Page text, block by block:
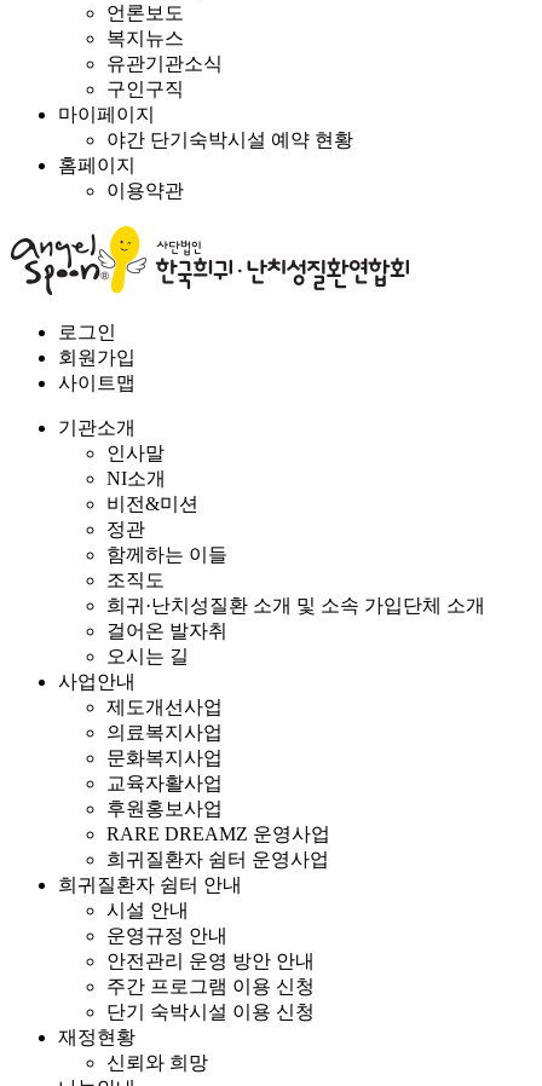
언론보도
복지뉴스
유관기관소식
구인구직
마이페이지
야간 단기숙박시설 예약 현황
홈페이지
이용약관
로그인
회원가입
사이트맵
기관소개
인사말
NI소개
비전&미션
정관
함께하는 이들
조직도
희귀·난치성질환 소개 및 소속 가입단체 소개
걸어온 발자취
오시는 길
사업안내
제도개선사업
의료복지사업
문화복지사업
교육자활사업
후원홍보사업
RARE DREAMZ 운영사업
희귀질환자 쉼터 운영사업
희귀질환자 쉼터 안내
시설 안내
운영규정 안내
안전관리 운영 방안 안내
주간 프로그램 이용 신청
단기 숙박시설 이용 신청
재정현황
신뢰와 희망